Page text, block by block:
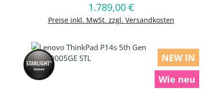
Regulärer Preis:
1.789,00 €
Preise inkl. MwSt. zzgl. Versandkosten
In den Warenkorb
NEW IN
Wie neu